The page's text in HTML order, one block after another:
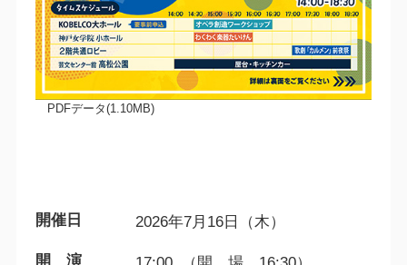
PDFデータ(1.10MB)
開催日 2026年7月16日（木）
開 演